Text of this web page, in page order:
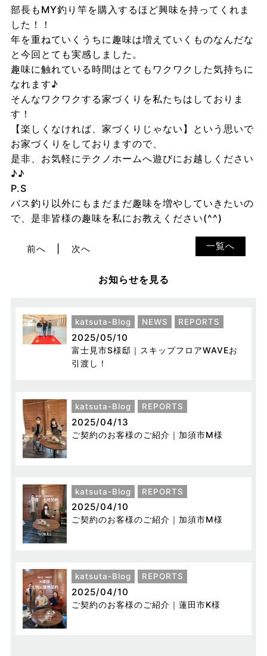
部長もMY釣り竿を購入するほど興味を持ってくれま
した！！
年を重ねていくうちに趣味は増えていくものなんだな
と今回とても実感しました。
趣味に触れている時間はとてもワクワクした気持ちに
なれます♪
そんなワクワクする家づくりを私たちはしておりま
す！
【楽しくなければ、家づくりじゃない】という思いで
お家づくりをしておりますので、
是非、お気軽にテクノホームへ遊びにお越しください
♪♪
P.S
バス釣り以外にもまだまだ趣味を増やしていきたいの
で、是非皆様の趣味を私にお教えください(^^)
一覧へ
前へ 次へ
お知らせを見る
katsuta-Blog NEWS REPORTS
2025/05/10
富士見市S様邸｜スキップフロアWAVEお
引渡し！
katsuta-Blog REPORTS
2025/04/13
ご契約のお客様のご紹介｜加須市M様
katsuta-Blog REPORTS
2025/04/10
ご契約のお客様のご紹介｜加須市M様
katsuta-Blog REPORTS
2025/04/10
ご契約のお客様のご紹介｜蓮田市K様